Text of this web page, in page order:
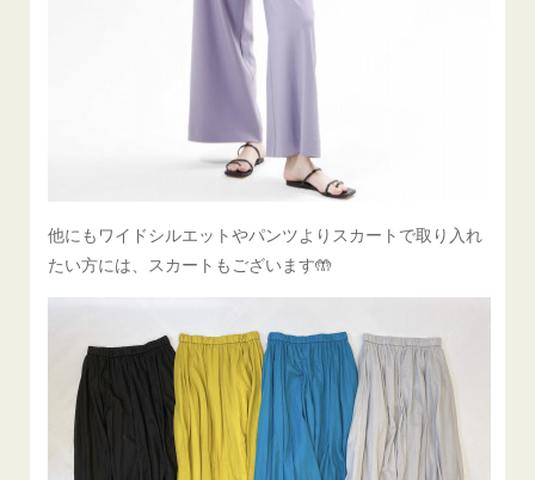
他にもワイドシルエットやパンツよりスカートで取り入れ
たい方には、スカートもございます🤲